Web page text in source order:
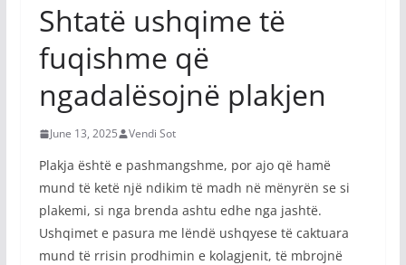
Shtatë ushqime të
fuqishme që
ngadalësojnë plakjen
June 13, 2025 Vendi Sot
Plakja është e pashmangshme, por ajo që hamë
mund të ketë një ndikim të madh në mënyrën se si
plakemi, si nga brenda ashtu edhe nga jashtë.
Ushqimet e pasura me lëndë ushqyese të caktuara
mund të rrisin prodhimin e kolagjenit, të mbrojnë